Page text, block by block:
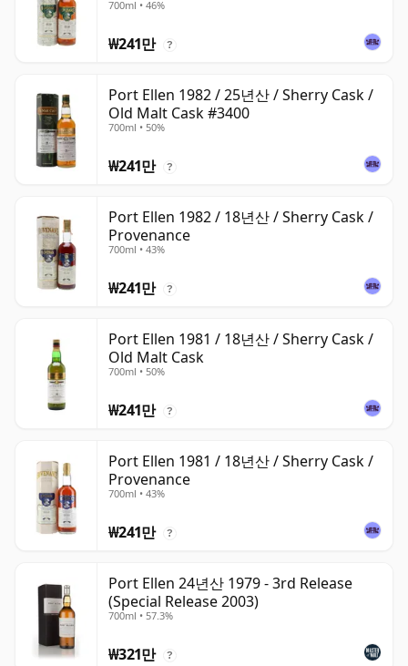
700ml • 46%
₩241만 ?
Port Ellen 1982 / 25년산 / Sherry Cask /
Old Malt Cask #3400
700ml • 50%
₩241만 ?
Port Ellen 1982 / 18년산 / Sherry Cask /
Provenance
700ml • 43%
₩241만 ?
Port Ellen 1981 / 18년산 / Sherry Cask /
Old Malt Cask
700ml • 50%
₩241만 ?
Port Ellen 1981 / 18년산 / Sherry Cask /
Provenance
700ml • 43%
₩241만 ?
Port Ellen 24년산 1979 - 3rd Release
(Special Release 2003)
700ml • 57.3%
₩321만 ?